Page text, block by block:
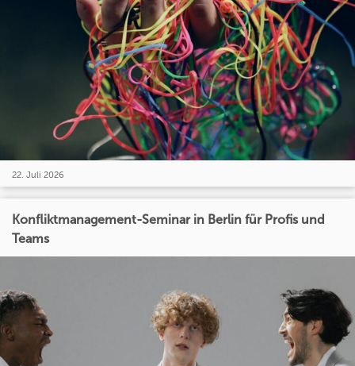
22. Juli 2026
Konfliktmanagement-Seminar in Berlin für Profis und
Teams